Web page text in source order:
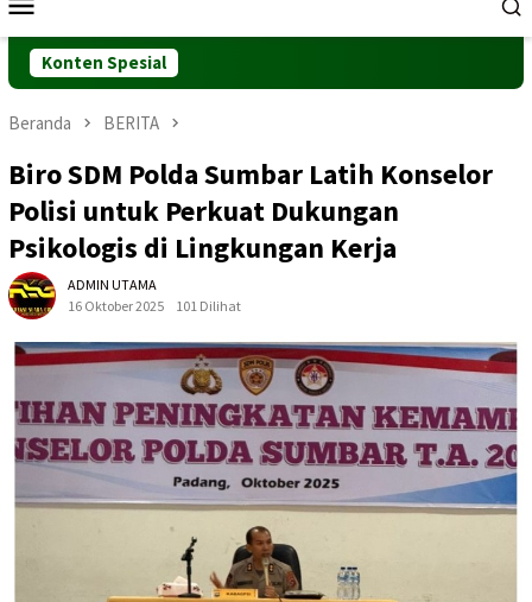
Mobile
Konten Spesial
Beranda BERITA
Biro SDM Polda Sumbar Latih Konselor
Polisi untuk Perkuat Dukungan
Psikologis di Lingkungan Kerja
ADMIN UTAMA
16 Oktober 2025
101 Dilihat